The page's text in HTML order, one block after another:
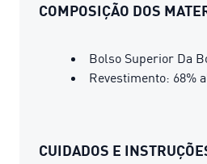
COMPOSIÇÃO DOS
Bolso Superior Da
Revestimento: 68%
CUIDADOS E